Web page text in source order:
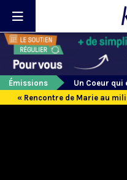
Émissions
Un Coeur qui
« Rencontre de Marie au